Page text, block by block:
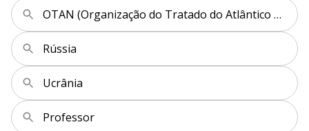
OTAN (Organização do Tratado do Atlântico Norte)
Rússia
Ucrânia
Professor